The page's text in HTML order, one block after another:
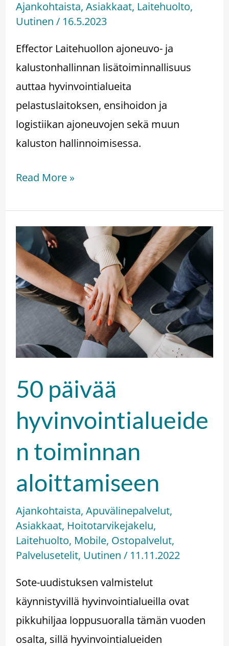
Ajankohtaista, Asiakkaat, Laitehuolto,
Uutinen / 16.5.2023
Effector Laitehuollon ajoneuvo- ja
kalustonhallinnan lisätoiminnallisuus
auttaa hyvinvointialueita
pelastuslaitoksen, ensihoidon ja
logistiikan ajoneuvojen sekä muun
kaluston hallinnoimisessa.
Read More »
50 päivää
hyvinvointialueide
n toiminnan
aloittamiseen
Ajankohtaista, Apuvälinepalvelut,
Asiakkaat, Hoitotarvikejakelu,
Laitehuolto, Mobile, Ostopalvelut,
Palvelusetelit, Uutinen / 11.11.2022
Sote-uudistuksen valmistelut
käynnistyvillä hyvinvointialueilla ovat
pikkuhiljaa loppusuoralla tämän vuoden
osalta, sillä hyvinvointialueiden
päivää
hyvinvointialueiden
toiminnan
aloittamiseen